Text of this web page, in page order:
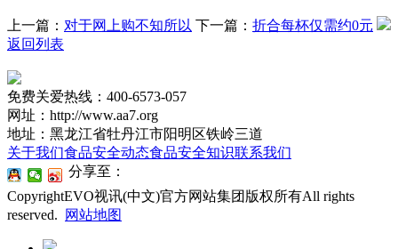
上一篇： 对于网上购不知所以 下一篇： 折合每杯仅需约0元
返回列表
免费关爱热线：400-6573-057
网址：http://www.aa7.org
地址：黑龙江省牡丹江市阳明区铁岭三道
关于我们食品安全动态食品安全知识联系我们
分享至：
CopyrightEVO视讯(中文)官方网站集团版权所有All rights
reserved.
网站地图